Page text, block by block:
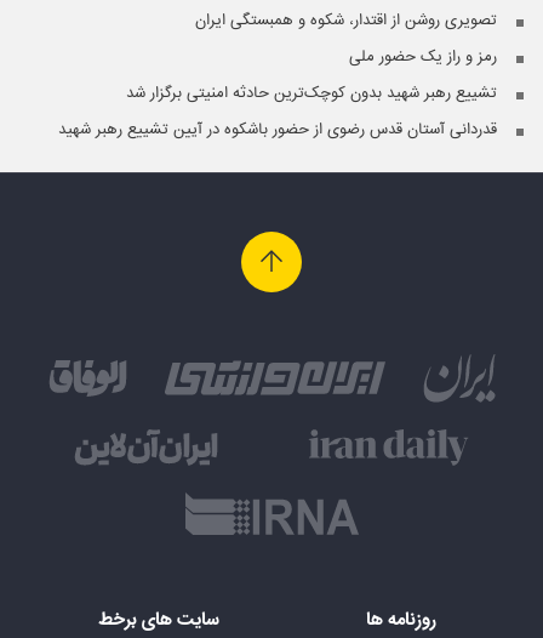
تصویری روشن از اقتدار، شکوه و همبستگی ایران
رمز و راز یک حضور ملی
تشییع رهبر شهید بدون کوچک‌ترین حادثه امنیتی برگزار شد
قدردانی آستان قدس رضوی از حضور باشکوه در آیین تشییع رهبر شهید
روزنامه ها سایت های برخط